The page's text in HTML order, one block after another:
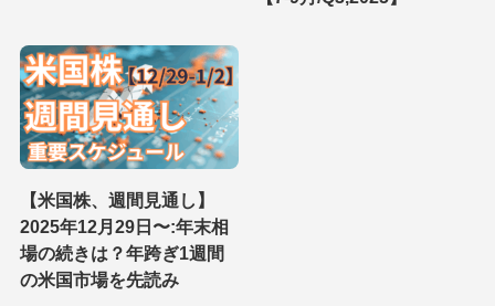
【米国株、週間見通し】
2025年12月29日〜:年末相
場の続きは？年跨ぎ1週間
の米国市場を先読み